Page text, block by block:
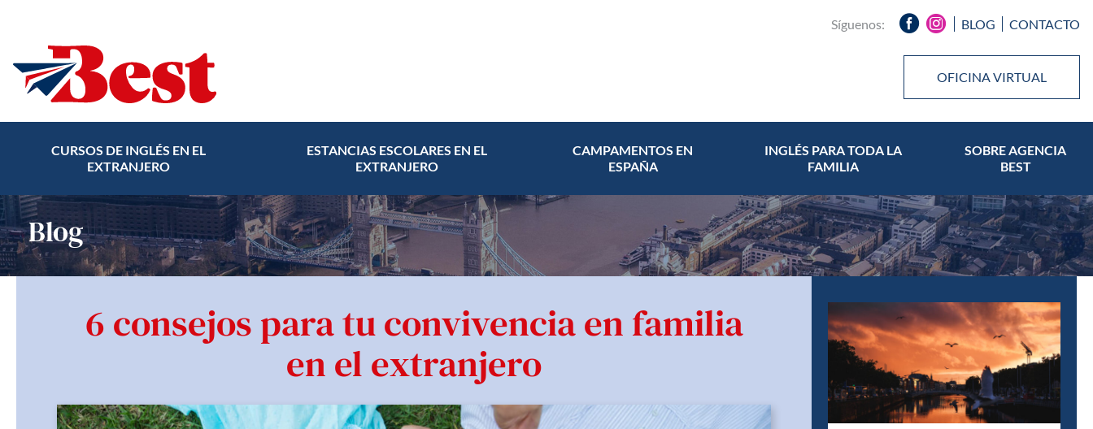
Síguenos: BLOG CONTACTO
OFICINA VIRTUAL
CURSOS DE INGLÉS EN EL
EXTRANJERO
ESTANCIAS ESCOLARES EN EL
EXTRANJERO
CAMPAMENTOS EN
ESPAÑA
INGLÉS PARA TODA LA
FAMILIA
SOBRE AGENCIA
BEST
Blog
6 consejos para tu convivencia en familia
en el extranjero